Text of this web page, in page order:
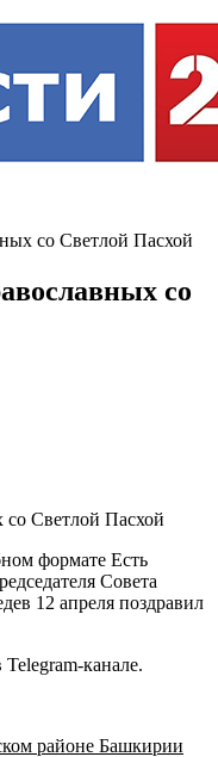
со Светлой Пасхой
со
формате Есть
Совета
12 апреля поздравил
канале.
районе Башкирии